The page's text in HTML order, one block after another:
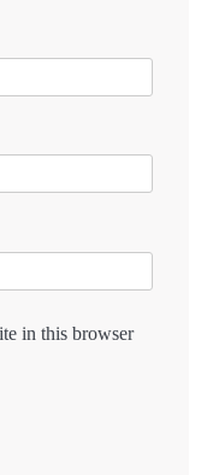
in this browser